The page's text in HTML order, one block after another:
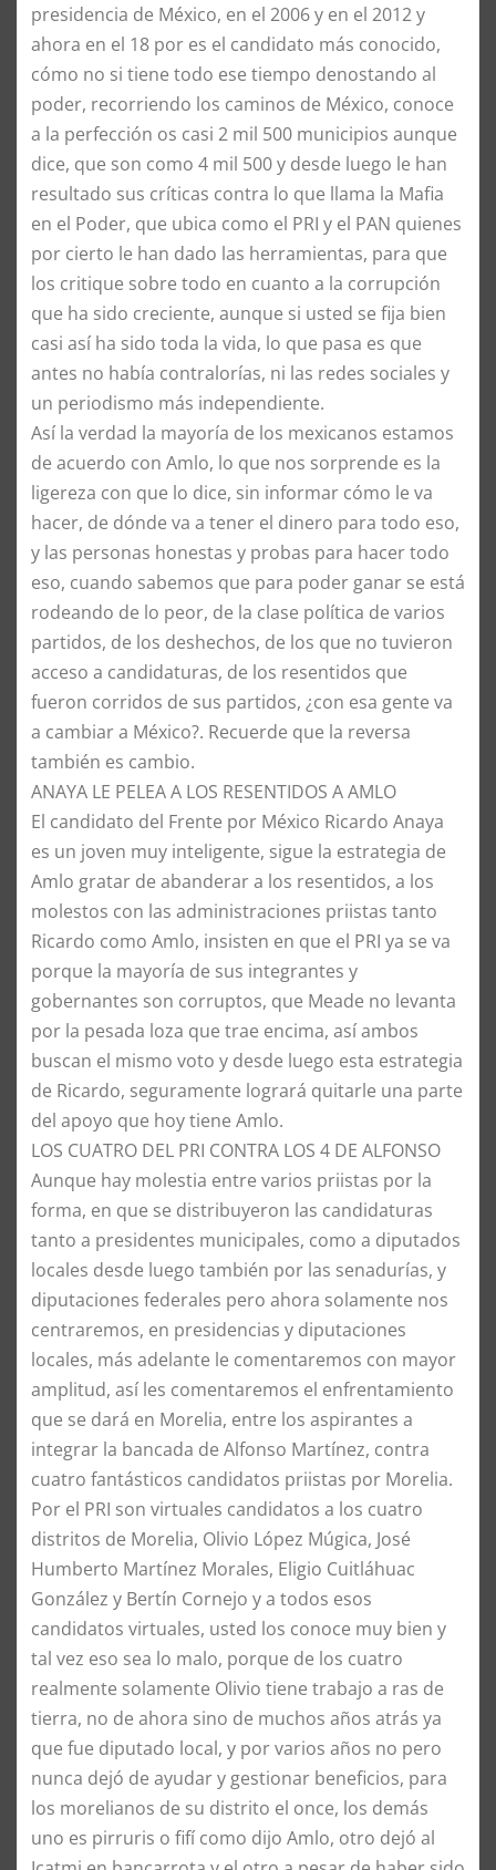
presidencia de México, en el 2006 y en el 2012 y
ahora en el 18 por es el candidato más conocido,
cómo no si tiene todo ese tiempo denostando al
poder, recorriendo los caminos de México, conoce
a la perfección os casi 2 mil 500 municipios aunque
dice, que son como 4 mil 500 y desde luego le han
resultado sus críticas contra lo que llama la Mafia
en el Poder, que ubica como el PRI y el PAN quienes
por cierto le han dado las herramientas, para que
los critique sobre todo en cuanto a la corrupción
que ha sido creciente, aunque si usted se fija bien
casi así ha sido toda la vida, lo que pasa es que
antes no había contralorías, ni las redes sociales y
un periodismo más independiente.
​Así la verdad la mayoría de los mexicanos estamos
de acuerdo con Amlo, lo que nos sorprende es la
ligereza con que lo dice, sin informar cómo le va
hacer, de dónde va a tener el dinero para todo eso,
y las personas honestas y probas para hacer todo
eso, cuando sabemos que para poder ganar se está
rodeando de lo peor, de la clase política de varios
partidos, de los deshechos, de los que no tuvieron
acceso a candidaturas, de los resentidos que
fueron corridos de sus partidos, ¿con esa gente va
a cambiar a México?. Recuerde que la reversa
también es cambio.
​ANAYA LE PELEA A LOS RESENTIDOS A AMLO
​El candidato del Frente por México Ricardo Anaya
es un joven muy inteligente, sigue la estrategia de
Amlo gratar de abanderar a los resentidos, a los
molestos con las administraciones priistas tanto
Ricardo como Amlo, insisten en que el PRI ya se va
porque la mayoría de sus integrantes y
gobernantes son corruptos, que Meade no levanta
por la pesada loza que trae encima, así ambos
buscan el mismo voto y desde luego esta estrategia
de Ricardo, seguramente logrará quitarle una parte
del apoyo que hoy tiene Amlo.
​LOS CUATRO DEL PRI CONTRA LOS 4 DE ALFONSO
​Aunque hay molestia entre varios priistas por la
forma, en que se distribuyeron las candidaturas
tanto a presidentes municipales, como a diputados
locales desde luego también por las senadurías, y
diputaciones federales pero ahora solamente nos
centraremos, en presidencias y diputaciones
locales, más adelante le comentaremos con mayor
amplitud, así les comentaremos el enfrentamiento
que se dará en Morelia, entre los aspirantes a
integrar la bancada de Alfonso Martínez, contra
cuatro fantásticos candidatos priistas por Morelia.
​Por el PRI son virtuales candidatos a los cuatro
distritos de Morelia, Olivio López Múgica, José
Humberto Martínez Morales, Eligio Cuitláhuac
González y Bertín Cornejo y a todos esos
candidatos virtuales, usted los conoce muy bien y
tal vez eso sea lo malo, porque de los cuatro
realmente solamente Olivio tiene trabajo a ras de
tierra, no de ahora sino de muchos años atrás ya
que fue diputado local, y por varios años no pero
nunca dejó de ayudar y gestionar beneficios, para
los morelianos de su distrito el once, los demás
uno es pirruris o fifí como dijo Amlo, otro dejó al